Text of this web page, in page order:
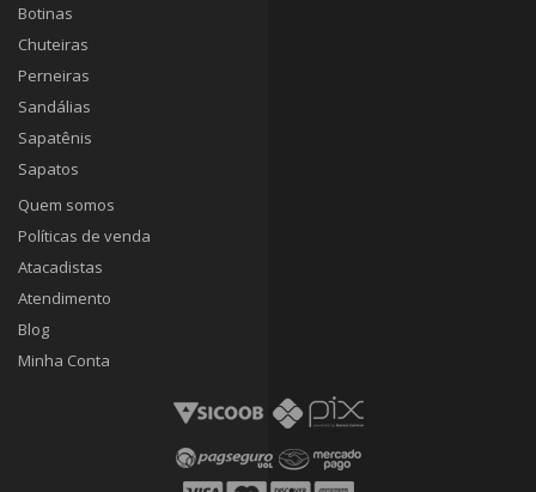
Botinas
Chuteiras
Perneiras
Sandálias
Sapatênis
Sapatos
Quem somos
Políticas de venda
Atacadistas
Atendimento
Blog
Minha Conta